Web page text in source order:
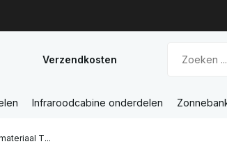
Verzendkosten
Infraroodcabine onderdelen
T...